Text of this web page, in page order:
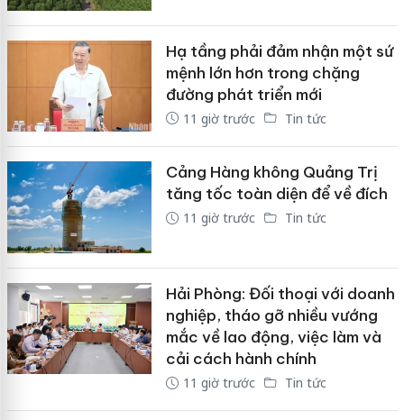
Hạ tầng phải đảm nhận một sứ
mệnh lớn hơn trong chặng
đường phát triển mới
11 giờ trước Tin tức
Cảng Hàng không Quảng Trị
tăng tốc toàn diện để về đích
11 giờ trước Tin tức
Hải Phòng: Đối thoại với doanh
nghiệp, tháo gỡ nhiều vướng
mắc về lao động, việc làm và
cải cách hành chính
11 giờ trước Tin tức